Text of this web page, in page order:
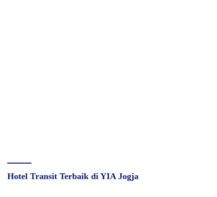
Hotel Transit Terbaik di YIA Jogja